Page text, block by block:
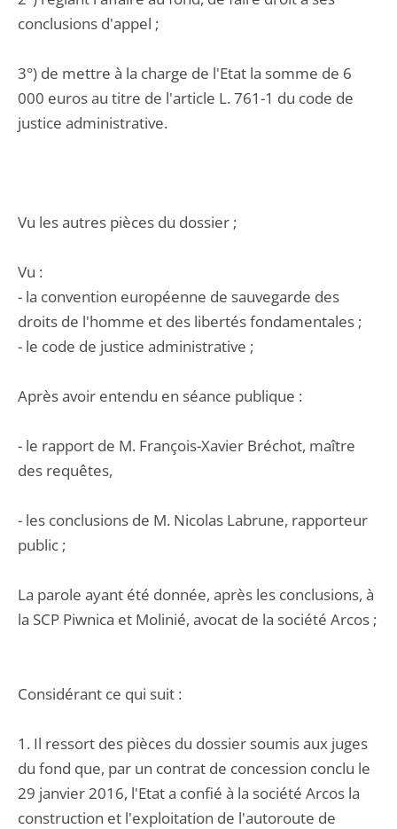
conclusions d'appel ;
3°) de mettre à la charge de l'Etat la somme de 6
000 euros au titre de l'article L. 761-1 du code de
justice administrative.
Vu les autres pièces du dossier ;
Vu :
- la convention européenne de sauvegarde des
droits de l'homme et des libertés fondamentales ;
- le code de justice administrative ;
Après avoir entendu en séance publique :
- le rapport de M. François-Xavier Bréchot, maître
des requêtes,
- les conclusions de M. Nicolas Labrune, rapporteur
public ;
La parole ayant été donnée, après les conclusions, à
la SCP Piwnica et Molinié, avocat de la société Arcos ;
Considérant ce qui suit :
1. Il ressort des pièces du dossier soumis aux juges
du fond que, par un contrat de concession conclu le
29 janvier 2016, l'Etat a confié à la société Arcos la
construction et l'exploitation de l'autoroute de